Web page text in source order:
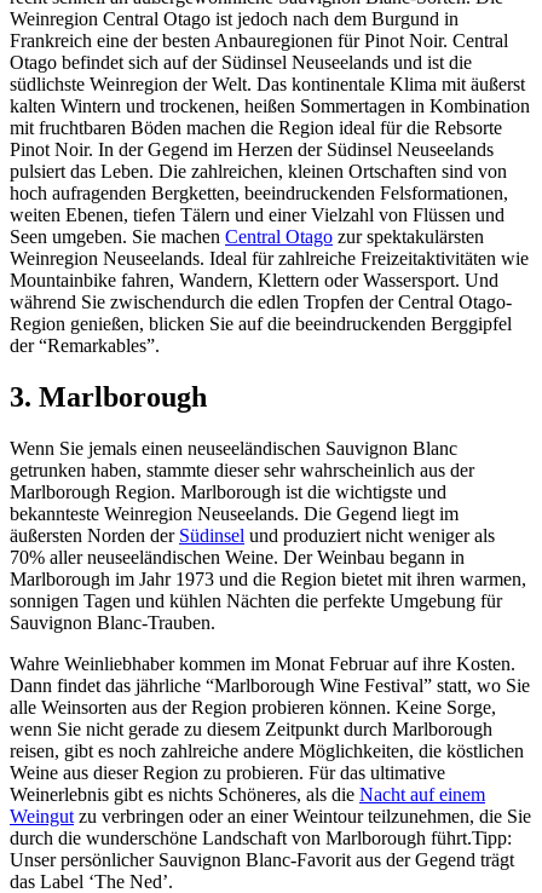
Weinregion Central Otago ist jedoch nach dem Burgund in
Frankreich eine der besten Anbauregionen für Pinot Noir. Central
Otago befindet sich auf der Südinsel Neuseelands und ist die
südlichste Weinregion der Welt. Das kontinentale Klima mit äußerst
kalten Wintern und trockenen, heißen Sommertagen in Kombination
mit fruchtbaren Böden machen die Region ideal für die Rebsorte
Pinot Noir. In der Gegend im Herzen der Südinsel Neuseelands
pulsiert das Leben. Die zahlreichen, kleinen Ortschaften sind von
hoch aufragenden Bergketten, beeindruckenden Felsformationen,
weiten Ebenen, tiefen Tälern und einer Vielzahl von Flüssen und
Seen umgeben. Sie machen Central Otago zur spektakulärsten
Weinregion Neuseelands. Ideal für zahlreiche Freizeitaktivitäten wie
Mountainbike fahren, Wandern, Klettern oder Wassersport. Und
während Sie zwischendurch die edlen Tropfen der Central Otago-
Region genießen, blicken Sie auf die beeindruckenden Berggipfel
der “Remarkables”.
3. Marlborough
Wenn Sie jemals einen neuseeländischen Sauvignon Blanc
getrunken haben, stammte dieser sehr wahrscheinlich aus der
Marlborough Region. Marlborough ist die wichtigste und
bekannteste Weinregion Neuseelands. Die Gegend liegt im
äußersten Norden der Südinsel und produziert nicht weniger als
70% aller neuseeländischen Weine. Der Weinbau begann in
Marlborough im Jahr 1973 und die Region bietet mit ihren warmen,
sonnigen Tagen und kühlen Nächten die perfekte Umgebung für
Sauvignon Blanc-Trauben.
Wahre Weinliebhaber kommen im Monat Februar auf ihre Kosten.
Dann findet das jährliche “Marlborough Wine Festival” statt, wo Sie
alle Weinsorten aus der Region probieren können. Keine Sorge,
wenn Sie nicht gerade zu diesem Zeitpunkt durch Marlborough
reisen, gibt es noch zahlreiche andere Möglichkeiten, die köstlichen
Weine aus dieser Region zu probieren. Für das ultimative
Weinerlebnis gibt es nichts Schöneres, als die Nacht auf einem
Weingut zu verbringen oder an einer Weintour teilzunehmen, die Sie
durch die wunderschöne Landschaft von Marlborough führt.Tipp:
Unser persönlicher Sauvignon Blanc-Favorit aus der Gegend trägt
das Label ‘The Ned’.